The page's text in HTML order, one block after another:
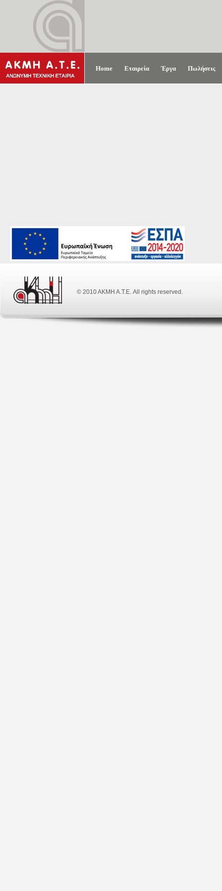
Home Εταιρεία Έργα Πωλήσεις
© 2010 ΑΚΜΗ Α.Τ.Ε. All rights reserved.